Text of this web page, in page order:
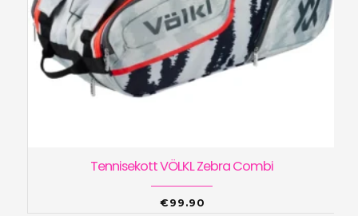
Tennisekott VÖLKL Zebra Combi
€ 99.90